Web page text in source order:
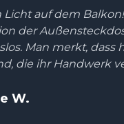
Licht auf dem
der
Man merkt, dass
die ihr Handwerk
W.